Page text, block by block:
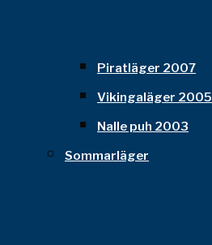
Piratläger 2007
Vikingaläger 2005
Nalle puh 2003
Sommarläger